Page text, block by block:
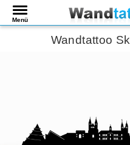
Menü
Wandtattoo